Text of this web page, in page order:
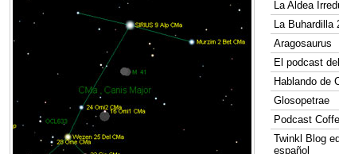
La Aldea
La Buhardilla
Aragosaurus
El podcast
Hablando de
Glosopetrae
Podcast
Twinkl Blog
español